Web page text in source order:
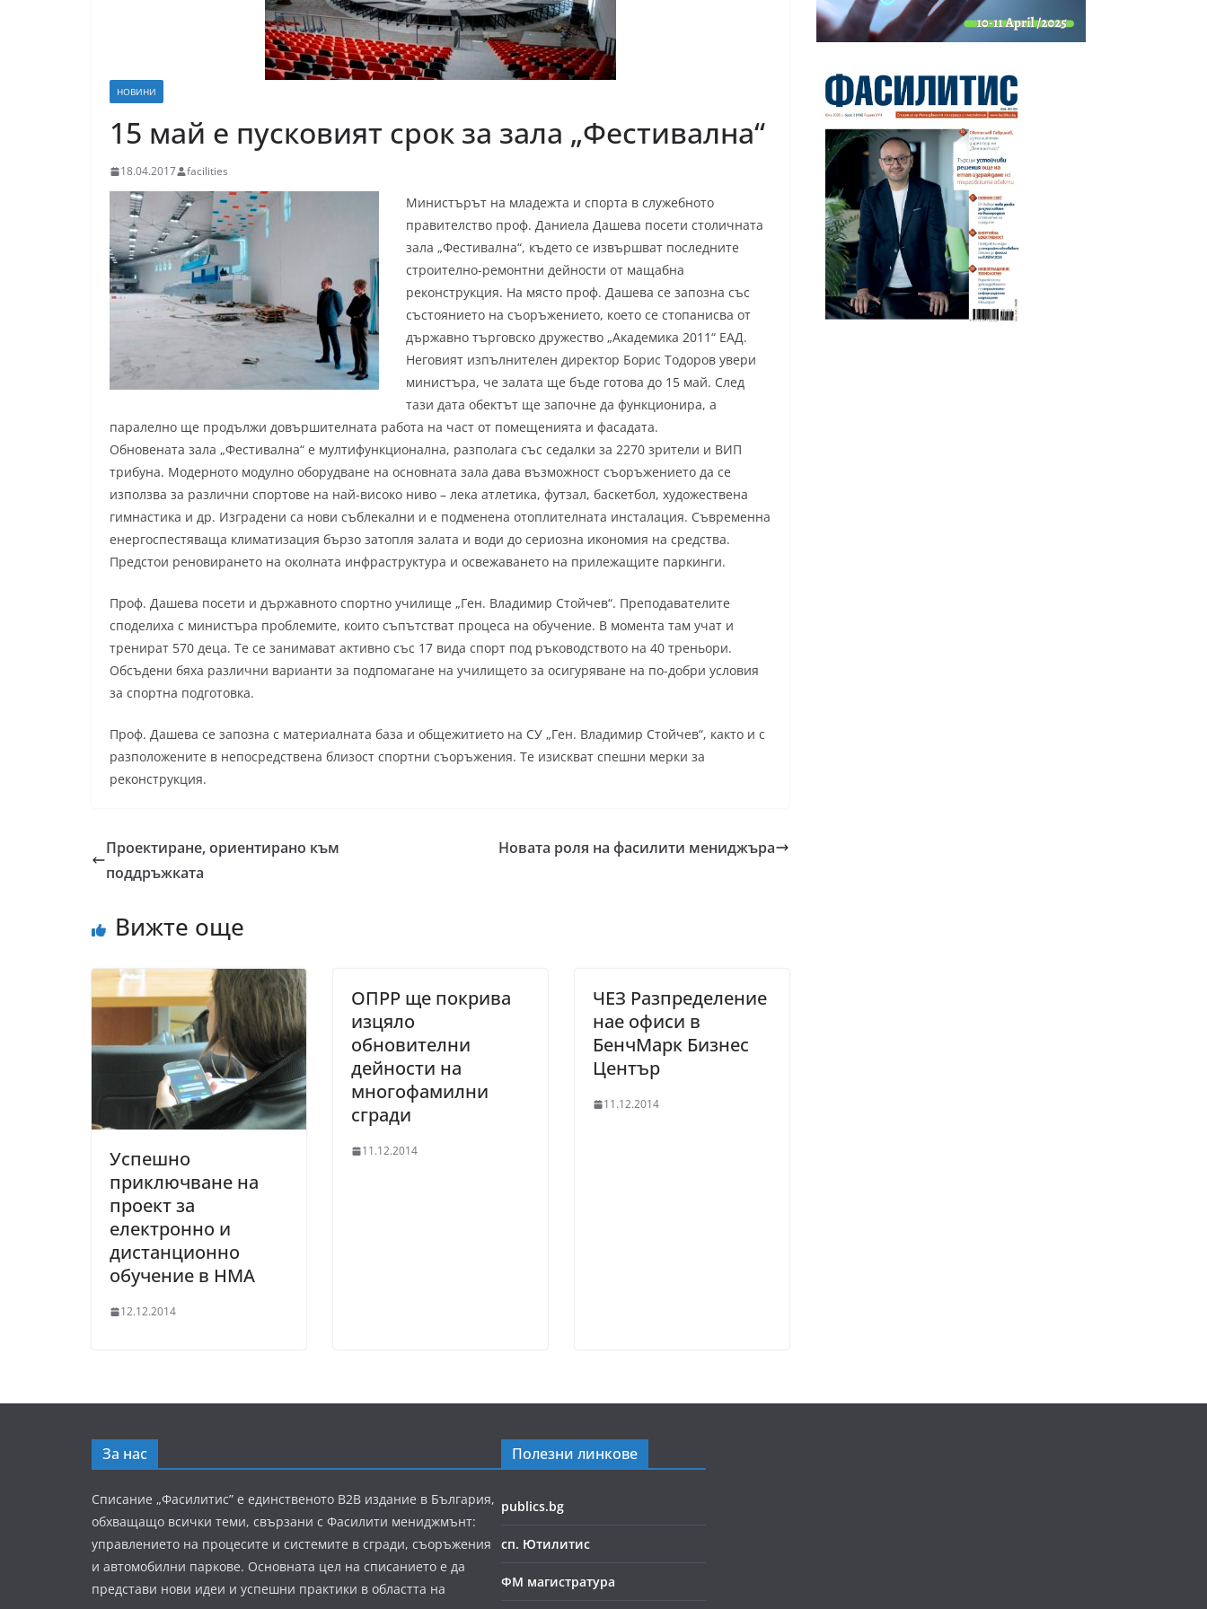
НОВИНИ
15 май е пусковият срок за зала „Фестивална“
18.04.2017 facilities
Министърът на младежта и спорта в служебното
правителство проф. Даниела Дашева посети столичната
зала „Фестивална“, където се извършват последните
строително-ремонтни дейности от мащабна
реконструкция. На място проф. Дашева се запозна със
състоянието на съоръжението, което се стопанисва от
държавно търговско дружество „Академика 2011“ ЕАД.
Неговият изпълнителен директор Борис Тодоров увери
министъра, че залата ще бъде готова до 15 май. След
тази дата обектът ще започне да функционира, а
паралелно ще продължи довършителната работа на част от помещенията и фасадата.
Обновената зала „Фестивална“ е мултифункционална, разполага със седалки за 2270 зрители и ВИП
трибуна. Модерното модулно оборудване на основната зала дава възможност съоръжението да се
използва за различни спортове на най-високо ниво – лека атлетика, футзал, баскетбол, художествена
гимнастика и др. Изградени са нови съблекални и е подменена отоплителната инсталация. Съвременна
енергоспестяваща климатизация бързо затопля залата и води до сериозна икономия на средства.
Предстои реновирането на околната инфраструктура и освежаването на прилежащите паркинги.
Проф. Дашева посети и държавното спортно училище „Ген. Владимир Стойчев“. Преподавателите
споделиха с министъра проблемите, които съпътстват процеса на обучение. В момента там учат и
тренират 570 деца. Те се занимават активно със 17 вида спорт под ръководството на 40 треньори.
Обсъдени бяха различни варианти за подпомагане на училището за осигуряване на по-добри условия
за спортна подготовка.
Проф. Дашева се запозна с материалната база и общежитието на СУ „Ген. Владимир Стойчев“, както и с
разположените в непосредствена близост спортни съоръжения. Те изискват спешни мерки за
реконструкция.
Проектиране, ориентирано към
поддръжката
Новата роля на фасилити мениджъра
Вижте още
Успешно
приключване на
проект за
електронно и
дистанционно
обучение в НМА
12.12.2014
ОПРР ще покрива
изцяло
обновителни
дейности на
многофамилни
сгради
11.12.2014
ЧЕЗ Разпределение
нае офиси в
БенчМарк Бизнес
Център
11.12.2014
За нас
Списание „Фасилитис” е единственото B2B издание в България,
обхващащо всички теми, свързани с Фасилити мениджмънт:
управлението на процесите и системите в сгради, съоръжения
и автомобилни паркове. Основната цел на списанието е да
представи нови идеи и успешни практики в областта на
Полезни линкове
publics.bg
сп. Ютилитис
ФМ магистратура